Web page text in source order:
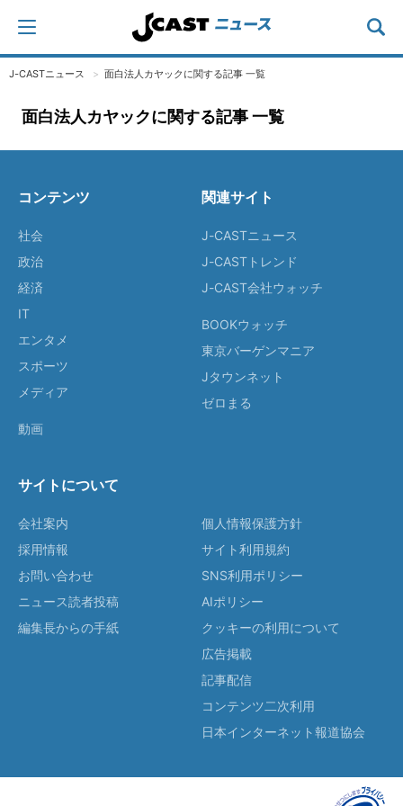
J-CASTニュース 面白法人カヤックに関する記事 一覧
面白法人カヤックに関する記事 一覧
コンテンツ
社会
政治
経済
IT
エンタメ
スポーツ
メディア
動画
関連サイト
J-CASTニュース
J-CASTトレンド
J-CAST会社ウォッチ
BOOKウォッチ
東京バーゲンマニア
Jタウンネット
ゼロまる
サイトについて
会社案内
採用情報
お問い合わせ
ニュース読者投稿
編集長からの手紙
個人情報保護方針
サイト利用規約
SNS利用ポリシー
AIポリシー
クッキーの利用について
広告掲載
記事配信
コンテンツ二次利用
日本インターネット報道協会